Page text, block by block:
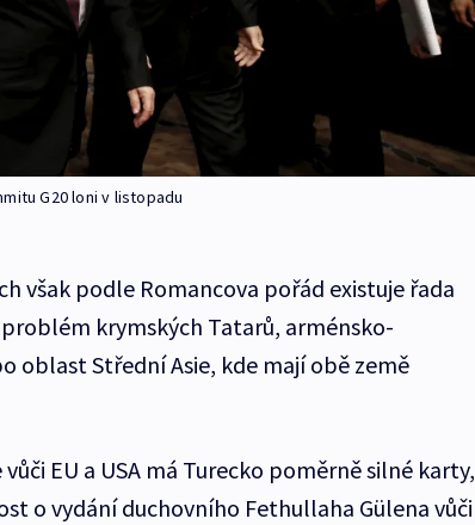
G20 loni v listopadu
však podle Romancova pořád existuje řada
krymských Tatarů, arménsko-
oblast Střední Asie, kde mají obě země
EU a USA má Turecko poměrně silné karty,
o vydání duchovního Fethullaha Gülena vůči